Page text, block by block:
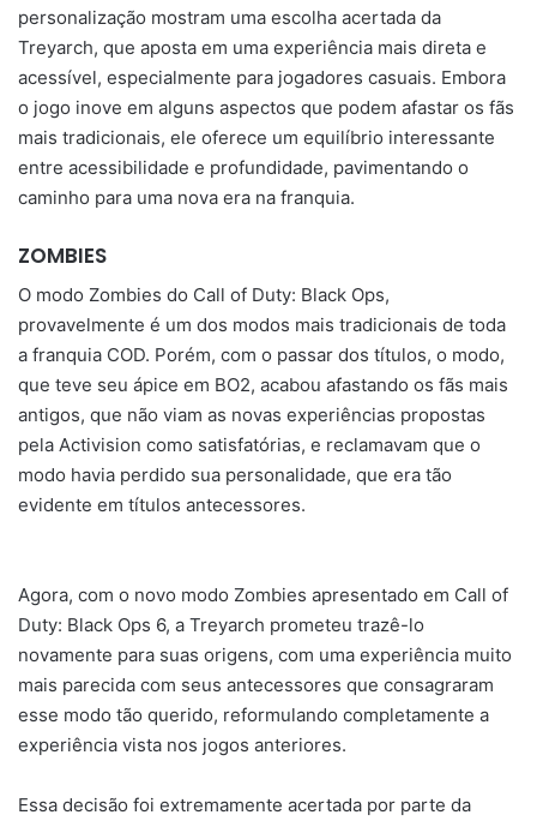
personalização mostram uma escolha acertada da
Treyarch, que aposta em uma experiência mais direta e
acessível, especialmente para jogadores casuais. Embora
o jogo inove em alguns aspectos que podem afastar os fãs
mais tradicionais, ele oferece um equilíbrio interessante
entre acessibilidade e profundidade, pavimentando o
caminho para uma nova era na franquia.
ZOMBIES
O modo Zombies do Call of Duty: Black Ops,
provavelmente é um dos modos mais tradicionais de toda
a franquia COD. Porém, com o passar dos títulos, o modo,
que teve seu ápice em BO2, acabou afastando os fãs mais
antigos, que não viam as novas experiências propostas
pela Activision como satisfatórias, e reclamavam que o
modo havia perdido sua personalidade, que era tão
evidente em títulos antecessores.
Agora, com o novo modo Zombies apresentado em Call of
Duty: Black Ops 6, a Treyarch prometeu trazê-lo
novamente para suas origens, com uma experiência muito
mais parecida com seus antecessores que consagraram
esse modo tão querido, reformulando completamente a
experiência vista nos jogos anteriores.
Essa decisão foi extremamente acertada por parte da